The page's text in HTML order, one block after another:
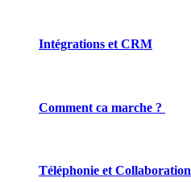
Intégrations et CRM
Comment ca marche ?
Téléphonie et Collaboration